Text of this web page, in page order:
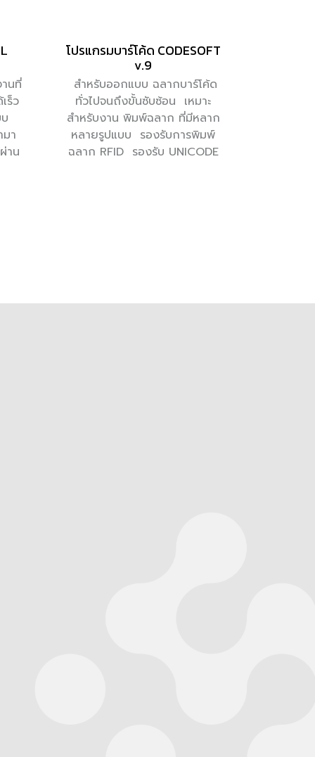
นที่
ร็ว
า
าน
โปรแกรมบาร์โค้ด CODESOFT
v.9
สำหรับออกแบบ ฉลากบาร์โค้ด
ทั่วไปจนถึงขั้นซับซ้อน เหมาะ
สำหรับงาน พิมพ์ฉลาก ที่มีหลาก
หลายรูปแบบ รองรับการพิมพ์
ฉลาก RFID รองรับ UNICODE